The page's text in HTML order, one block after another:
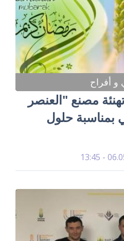
و أفراح
مصنع "العنصر
بمناسبة حلول